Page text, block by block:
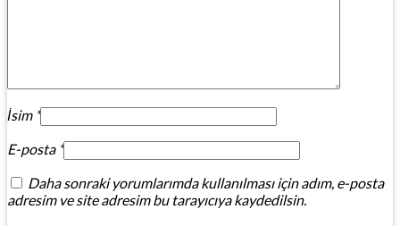
İsim *
E-posta *
Daha sonraki yorumlarımda kullanılması için adım, e-posta
adresim ve site adresim bu tarayıcıya kaydedilsin.